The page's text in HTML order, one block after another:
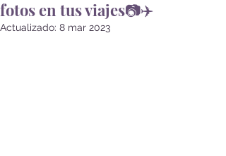
fotos en tus viajes📷✈️
Actualizado: 8 mar 2023